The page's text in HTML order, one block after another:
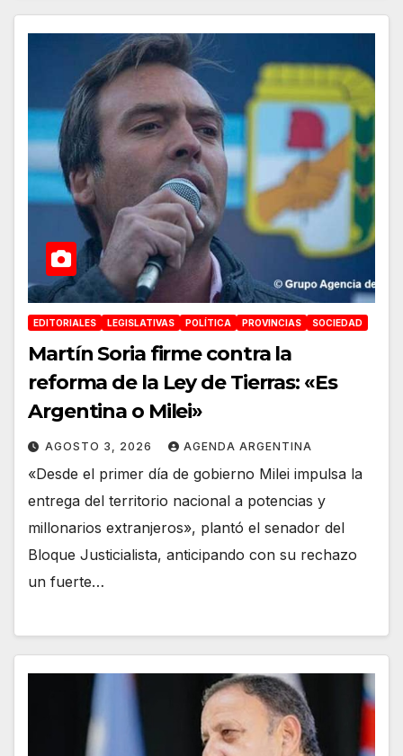
EDITORIALES LEGISLATIVAS POLÍTICA PROVINCIAS SOCIEDAD
Martín Soria firme contra la
reforma de la Ley de Tierras: «Es
Argentina o Milei»
AGOSTO 3, 2026 AGENDA ARGENTINA
«Desde el primer día de gobierno Milei impulsa la
entrega del territorio nacional a potencias y
millonarios extranjeros», plantó el senador del
Bloque Justicialista, anticipando con su rechazo
un fuerte…